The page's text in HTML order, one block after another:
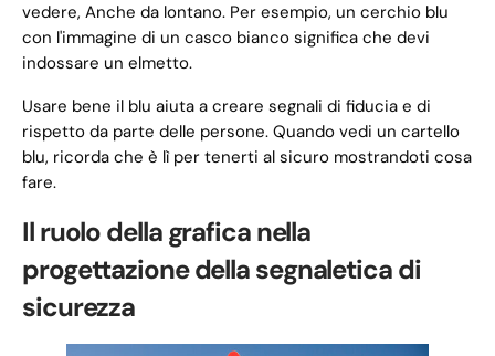
vedere, Anche da lontano. Per esempio, un cerchio blu
con l'immagine di un casco bianco significa che devi
indossare un elmetto.
Usare bene il blu aiuta a creare segnali di fiducia e di
rispetto da parte delle persone. Quando vedi un cartello
blu, ricorda che è lì per tenerti al sicuro mostrandoti cosa
fare.
Il ruolo della grafica nella
progettazione della segnaletica di
sicurezza